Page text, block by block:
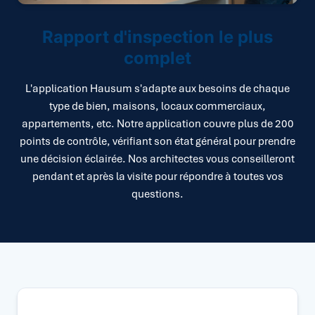
Rapport d'inspection le plus
complet
L'application Hausum s'adapte aux besoins de chaque
type de bien, maisons, locaux commerciaux,
appartements, etc. Notre application couvre plus de 200
points de contrôle, vérifiant son état général pour prendre
une décision éclairée. Nos architectes vous conseilleront
pendant et après la visite pour répondre à toutes vos
questions.